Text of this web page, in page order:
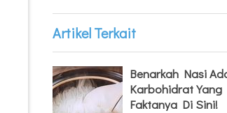
Artikel Terkait
Benarkah Nasi
Karbohidrat Yang
Faktanya Di Sini!